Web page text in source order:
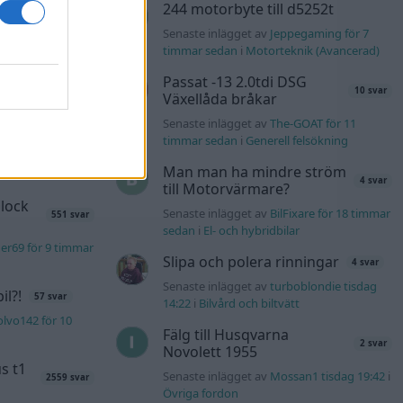
PHEV
för 1 timme
551 svar
för 9 timmar
57 svar
för 10
t1
2559 svar
244 motorbyte till d5252t
Senaste inlägget av Jeppegaming för 7
timmar sedan i Motorteknik (Avancerad)
Passat -13 2.0tdi DSG
Växellåda bråkar
10 svar
Senaste inlägget av The-GOAT för 11
timmar sedan i Generell felsökning
Man man ha mindre ström
till Motorvärmare?
4 svar
Senaste inlägget av BilFixare för 18 timmar
sedan i El- och hybridbilar
Slipa och polera rinningar 4 svar
Senaste inlägget av turboblondie tisdag
14:22i Bilvård och biltvätt
Fälg till Husqvarna
Novolett 1955
2 svar
Senaste inlägget av Mossan1 tisdag 19:42i
Övriga fordon